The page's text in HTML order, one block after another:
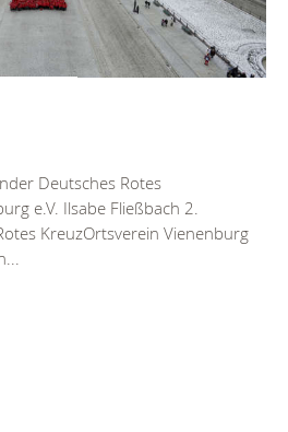
Deutsches Rotes
e.V. Ilsabe Fließbach 2.
KreuzOrtsverein Vienenburg